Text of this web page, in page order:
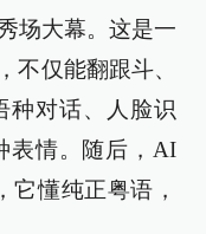
场大幕。这是一
不仅能翻跟斗、
种对话、人脸识
表情。随后，AI
它懂纯正粤语，